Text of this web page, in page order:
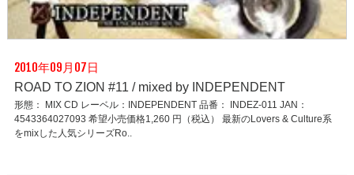
2010年09月07日
ROAD TO ZION #11 / mixed by INDEPENDENT
形態： MIX CD レーベル：INDEPENDENT 品番： INDEZ-011 JAN：
4543364027093 希望小売価格1,260 円（税込） 最新のLovers & Culture系
をmixした人気シリーズRo..